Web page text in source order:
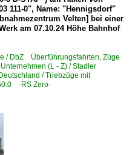
111-0", Name: "Hennigsdorf"
Velten] bei einer
am 07.10.24 Höhe Bahnhof
/ DbZ Überführungsfahrten, Züge
(L - Z) / Stadler
/ Triebzüge mit
·RS Zero·